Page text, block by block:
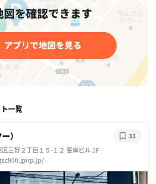
一覧
）
三好２丁目１５-１２ 峯岸ビル 1F
31